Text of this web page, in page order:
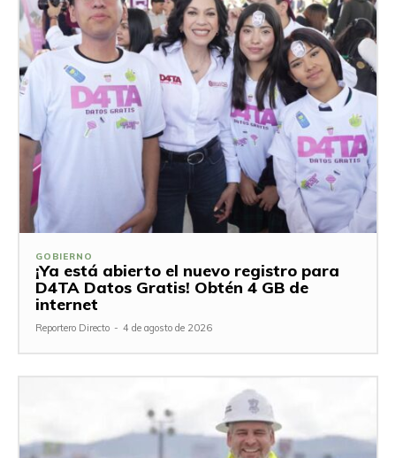
GOBIERNO
¡Ya está abierto el nuevo registro para
D4TA Datos Gratis! Obtén 4 GB de
internet
Reportero Directo - 4 de agosto de 2026